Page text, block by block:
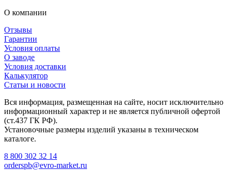
О компании
Отзывы
Гарантии
Условия оплаты
О заводе
Условия доставки
Калькулятор
Статьи и новости
Вся информация, размещенная на сайте, носит исключительно
информационный характер и не является публичной офертой
(ст.437 ГК РФ).
Установочные размеры изделий указаны в техническом
каталоге.
8 800 302 32 14
orderspb@evro-market.ru